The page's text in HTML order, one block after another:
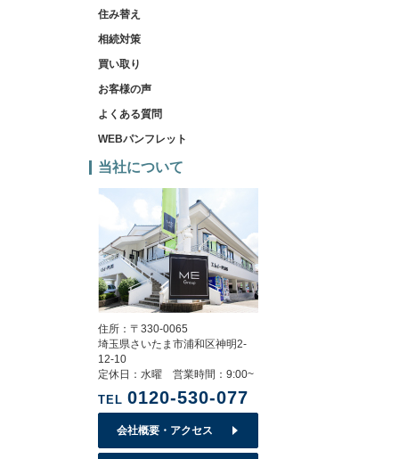
住み替え
相続対策
買い取り
お客様の声
よくある質問
WEBパンフレット
当社について
住所：〒330-0065
埼玉県さいたま市浦和区神明2-
12-10
定休日：水曜 営業時間：9:00~
TEL 0120-530-077
会社概要・アクセス